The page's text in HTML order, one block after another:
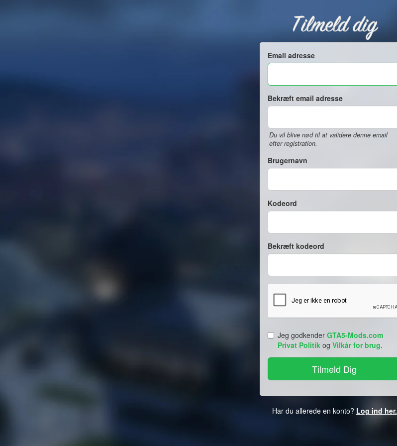
Tilmeld dig
Email adresse
Bekræft email adresse
Du vil blive nød til at validere denne email
efter registration.
Brugernavn
Kodeord
Bekræft kodeord
Jeg godkender GTA5-Mods.com
Privat Politik og Vilkår for brug.
Har du allerede en konto? Log ind her.